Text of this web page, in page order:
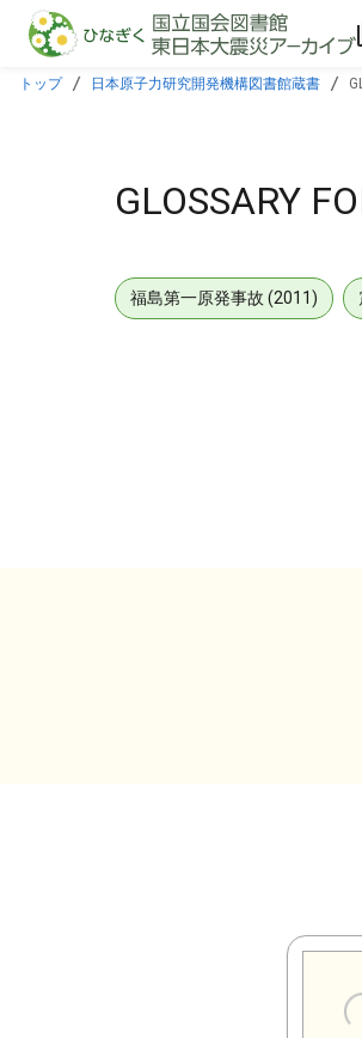
本文に飛ぶ
トップ 日本原子力研究開発機構図書館蔵書
GLOSSARY
福島第一原発事故 (2011)